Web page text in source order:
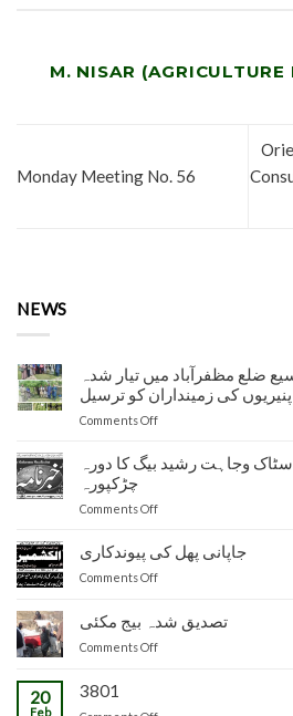
M. NISAR (AGRICULTURE
Monday Meeting No. 56
NEWS
ضلع مظفرآباد میں تیار شدہ
پنیریوں کی زمینداران کو ترسیل
Comments Offon
ناظم
توسیع
مظفرآباد
پنیریوں
کی
وجاہت رشید بیگ کا دورہ
چڑکپورہ
Comments Offon
زراعت
و
وجاہت
جاپانی پھل کی پیوندکاری
Comments Offon
کی
پیوندکاری
تصدیق شدہ بیج مکئی
Comments Offon
20
Feb
3801